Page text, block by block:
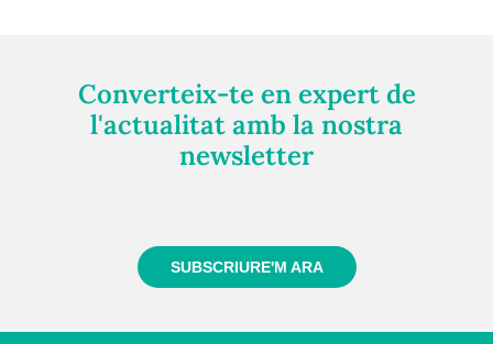
Converteix-te en expert de
l'actualitat amb la nostra
newsletter
SUBSCRIURE'M ARA